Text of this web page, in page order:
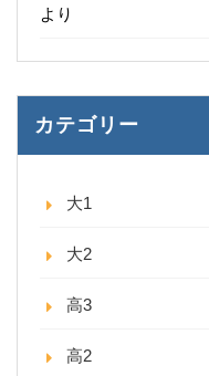
より
カテゴリー
大1
大2
高3
高2